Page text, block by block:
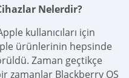
Nelerdir?
kullanıcıları için
ürünlerinin hepsinde
Zaman geçtikçe
zamanlar Blackberry OS